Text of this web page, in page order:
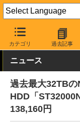
カテゴリ 過去記事
AKIBA PC Hotline!
ニュース
過去最大32TB
HDD「
138,160円